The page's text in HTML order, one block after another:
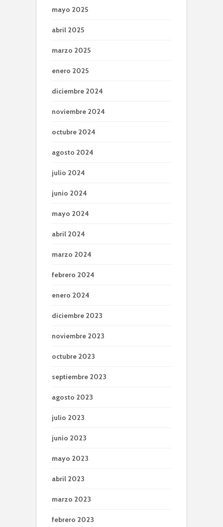
mayo 2025
abril 2025
marzo 2025
enero 2025
diciembre 2024
noviembre 2024
octubre 2024
agosto 2024
julio 2024
junio 2024
mayo 2024
abril 2024
marzo 2024
febrero 2024
enero 2024
diciembre 2023
noviembre 2023
octubre 2023
septiembre 2023
agosto 2023
julio 2023
junio 2023
mayo 2023
abril 2023
marzo 2023
febrero 2023